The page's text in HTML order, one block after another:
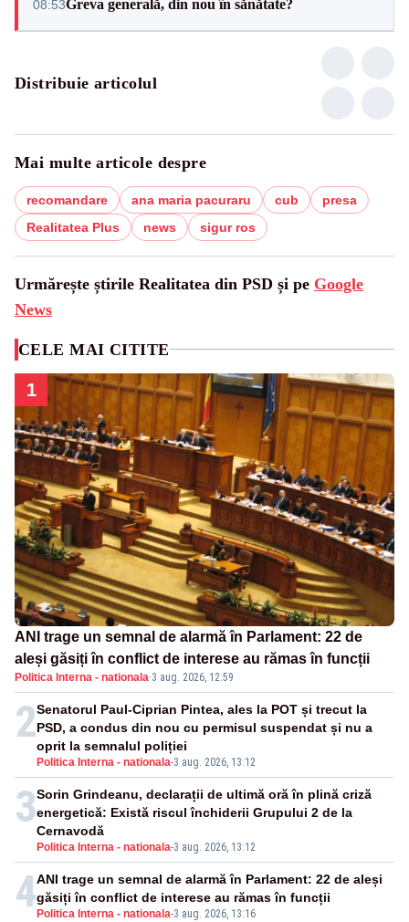
08:53Greva generală, din nou în sănătate?
Distribuie articolul
Mai multe articole despre
recomandare ana maria pacuraru cub
presa
Realitatea Plus
news sigur ros
Urmărește știrile Realitatea din PSD și pe Google
News
CELE MAI CITITE
1
ANI trage un semnal de alarmă în Parlament: 22 de
aleși găsiți în conflict de interese au rămas în funcții
Politica Interna - nationala·3 aug. 2026, 12:59
2
Politica Interna - nationala-3 aug. 2026, 13:12
Senatorul Paul-Ciprian Pintea, ales la POT și trecut la
PSD, a condus din nou cu permisul suspendat și nu a
oprit la semnalul poliției
3
Politica Interna - nationala-3 aug. 2026, 13:12
Sorin Grindeanu, declarații de ultimă oră în plină criză
energetică: Există riscul închiderii Grupului 2 de la
Cernavodă
4 Politica Interna - nationala-3 aug. 2026, 13:16
ANI trage un semnal de alarmă în Parlament: 22 de aleși
găsiți în conflict de interese au rămas în funcții